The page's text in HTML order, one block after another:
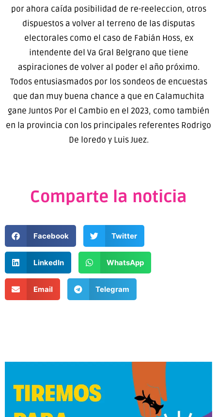
por ahora caída posibilidad de re-reeleccion, otros
dispuestos a volver al terreno de las disputas
electorales como el caso de Fabián Hoss, ex
intendente del Va Gral Belgrano que tiene
aspiraciones de volver al poder el año próximo.
Todos entusiasmados por los sondeos de encuestas
que dan muy buena chance a que en Calamuchita
gane Juntos Por el Cambio en el 2023, como también
en la provincia con los principales referentes Rodrigo
De loredo y Luis Juez.
Comparte la noticia
Facebook Twitter
LinkedIn WhatsApp
Email Telegram